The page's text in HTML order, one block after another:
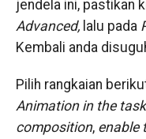
jendela ini, pastikan
Advanced, lalu pada
Kembali anda
Pilih rangkaian
Animation in the
composition, enable